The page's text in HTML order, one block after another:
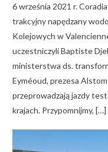
6 września 2021 r.
trakcyjny napędzany
Kolejowych w
uczestniczyli Baptiste
ministerstwa ds.
Eyméoud, prezesa
przeprowadzają jazdy
krajach. Przypomnijmy, […]